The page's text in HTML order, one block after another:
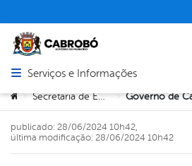
Abrir menu principal de navegação
Serviços e Informações
Você está aqui:
> Secretaria de Educação >
publicado: 28/06/2024 10h42,
última modificação: 28/06/2024 10h42